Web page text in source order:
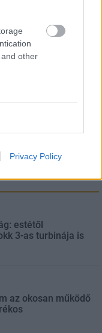
other
Privacy Policy
estétől
3-as turbinája is
az okosan működő